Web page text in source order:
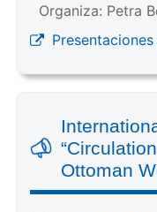
Organiza: Petra
Ottoman